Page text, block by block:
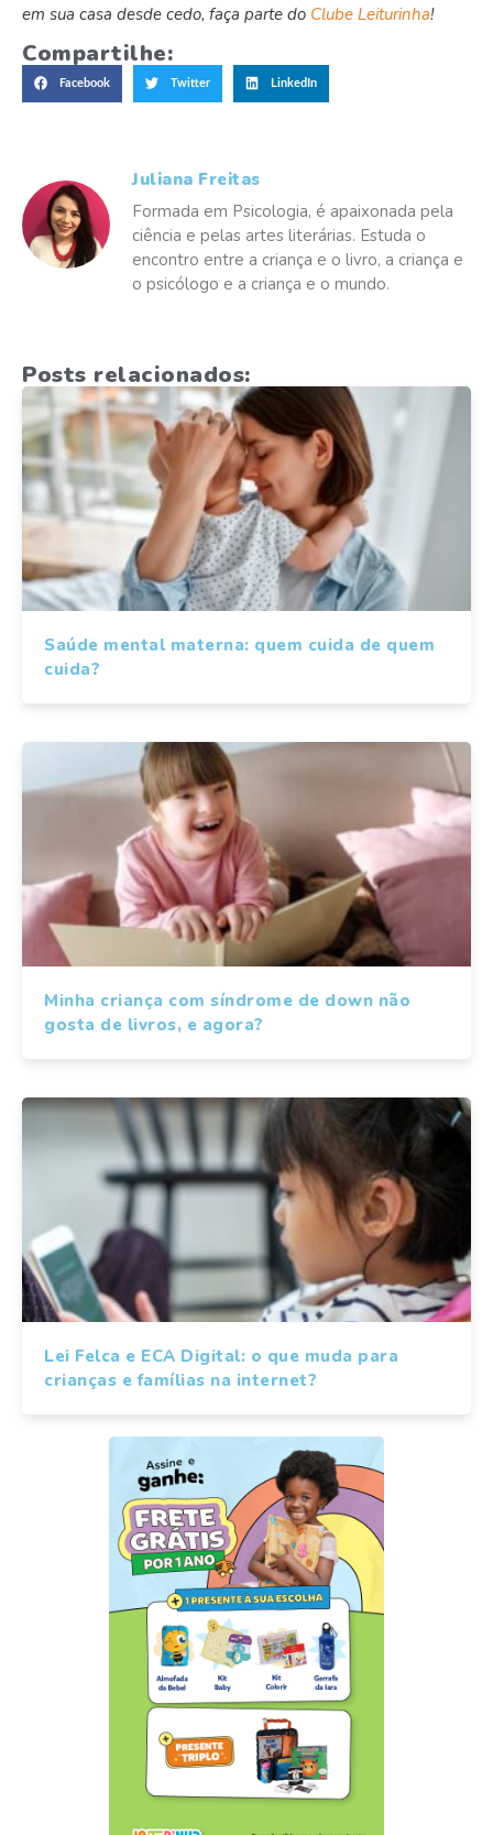
em sua casa desde cedo, faça parte do Clube Leiturinha!
Compartilhe:
Facebook Twitter LinkedIn
Juliana Freitas
Formada em Psicologia, é apaixonada pela
ciência e pelas artes literárias. Estuda o
encontro entre a criança e o livro, a criança e
o psicólogo e a criança e o mundo.
Posts relacionados:
Saúde mental materna: quem cuida de quem
cuida?
Minha criança com síndrome de down não
gosta de livros, e agora?
Lei Felca e ECA Digital: o que muda para
crianças e famílias na internet?